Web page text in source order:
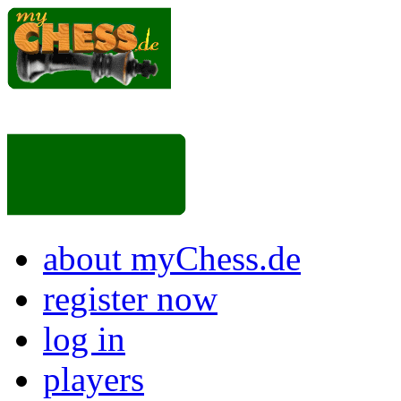
about myChess.de
register now
log in
players